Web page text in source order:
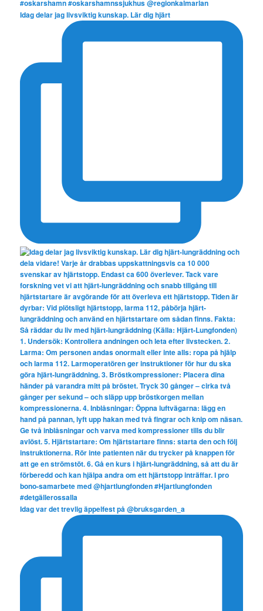
Idag delar jag livsviktig kunskap. Lär dig hjärt
Idag var det trevlig äppelfest på @bruksgarden_a